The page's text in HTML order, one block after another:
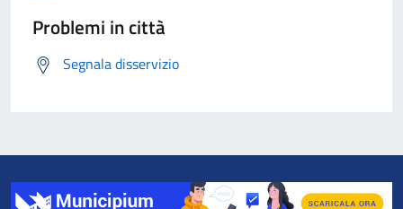
Problemi in città
Segnala disservizio